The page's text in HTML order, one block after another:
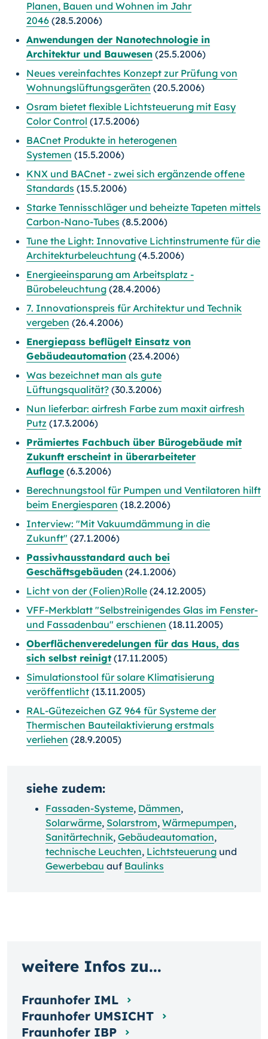
Planen, Bauen und Wohnen im Jahr
2046 (28.5.2006)
Anwendungen der Nanotechnologie in
Architektur und Bauwesen (25.5.2006)
Neues vereinfachtes Konzept zur Prüfung von
Wohnungslüftungsgeräten (20.5.2006)
Osram bietet flexible Lichtsteuerung mit Easy
Color Control (17.5.2006)
BACnet Produkte in heterogenen
Systemen (15.5.2006)
KNX und BACnet - zwei sich ergänzende offene
Standards (15.5.2006)
Starke Tennisschläger und beheizte Tapeten mittels
Carbon-Nano-Tubes (8.5.2006)
Tune the Light: Innovative Lichtinstrumente für die
Architekturbeleuchtung (4.5.2006)
Energieeinsparung am Arbeitsplatz -
Bürobeleuchtung (28.4.2006)
7. Innovationspreis für Architektur und Technik
vergeben (26.4.2006)
Energiepass beflügelt Einsatz von
Gebäudeautomation (23.4.2006)
Was bezeichnet man als gute
Lüftungsqualität? (30.3.2006)
Nun lieferbar: airfresh Farbe zum maxit airfresh
Putz (17.3.2006)
Prämiertes Fachbuch über Bürogebäude mit
Zukunft erscheint in überarbeiteter
Auflage (6.3.2006)
Berechnungstool für Pumpen und Ventilatoren hilft
beim Energiesparen (18.2.2006)
Interview: "Mit Vakuumdämmung in die
Zukunft" (27.1.2006)
Passivhausstandard auch bei
Geschäftsgebäuden (24.1.2006)
Licht von der (Folien)Rolle (24.12.2005)
VFF-Merkblatt "Selbstreinigendes Glas im Fenster-
und Fassadenbau" erschienen (18.11.2005)
Oberflächenveredelungen für das Haus, das
sich selbst reinigt (17.11.2005)
Simulationstool für solare Klimatisierung
veröffentlicht (13.11.2005)
RAL-Gütezeichen GZ 964 für Systeme der
Thermischen Bauteilaktivierung erstmals
verliehen (28.9.2005)
siehe zudem:
Fassaden-Systeme, Dämmen,
Solarwärme, Solarstrom, Wärmepumpen,
Sanitärtechnik, Gebäudeautomation,
technische Leuchten, Lichtsteuerung und
Gewerbebau auf Baulinks
weitere Infos zu...
Fraunhofer IML
Fraunhofer UMSICHT
Fraunhofer IBP